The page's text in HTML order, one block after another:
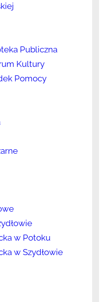
Publiczna
Kultury
Pomocy
w Potoku
w Szydłowie